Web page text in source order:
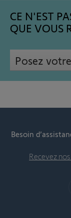
CE N'EST
QUE VOUS
Posez
Besoin
Recevez